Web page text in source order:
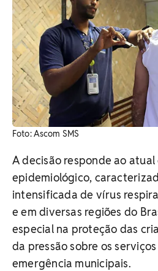
Foto: Ascom SMS
A decisão responde ao atual
epidemiológico,
intensificada de vírus
e em diversas regiões do
especial na proteção das
da pressão sobre os
emergência municipais.